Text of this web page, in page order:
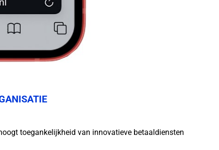
toegankelijkheid van innovatieve betaaldiensten